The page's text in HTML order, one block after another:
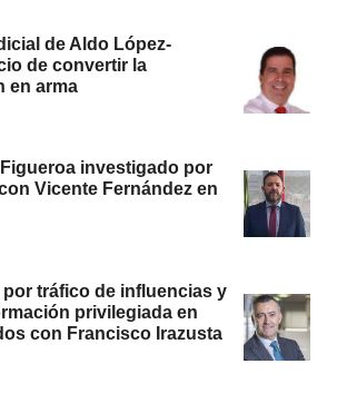
de Aldo López-
de convertir la
en arma
investigado por
Vicente Fernández en
por tráfico de influencias y
privilegiada en
con Francisco Irazusta